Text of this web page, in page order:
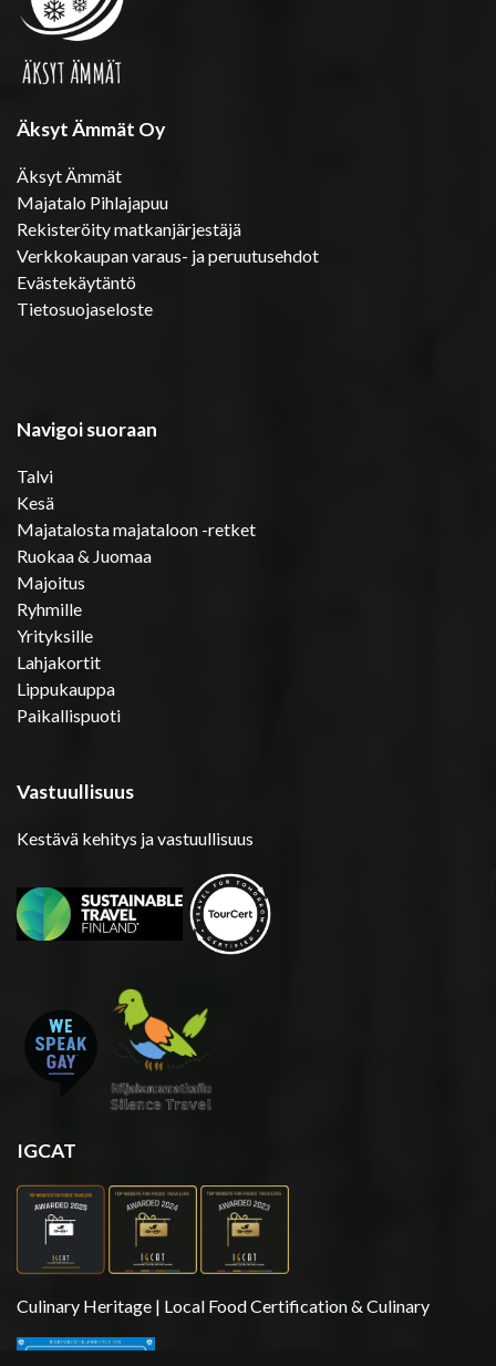
Äksyt Ämmät Oy
Äksyt Ämmät
Majatalo Pihlajapuu
Rekisteröity matkanjärjestäjä
Verkkokaupan varaus- ja peruutusehdot
Evästekäytäntö
Tietosuojaseloste
Navigoi suoraan
Talvi
Kesä
Majatalosta majataloon -retket
Ruokaa & Juomaa
Majoitus
Ryhmille
Yrityksille
Lahjakortit
Lippukauppa
Paikallispuoti
Vastuullisuus
Kestävä kehitys ja vastuullisuus
IGCAT
Culinary Heritage | Local Food Certification & Culinary